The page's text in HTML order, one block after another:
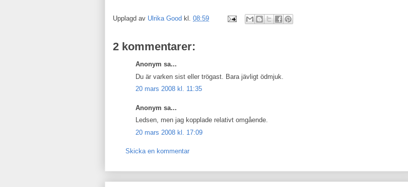
Upplagd av Ulrika Good kl. 08:59
2 kommentarer:
Anonym sa...
Du är varken sist eller trögast. Bara jävligt ödmjuk.
20 mars 2008 kl. 11:35
Anonym sa...
Ledsen, men jag kopplade relativt omgående.
20 mars 2008 kl. 17:09
Skicka en kommentar